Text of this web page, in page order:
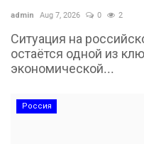
admin Aug 7, 2026 0 2
Ситуация на
остаётся одной из
экономической...
Россия